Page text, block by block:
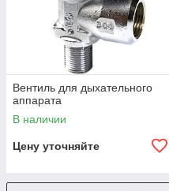
Вентиль для дыхательного
аппарата
В наличии
Цену уточняйте